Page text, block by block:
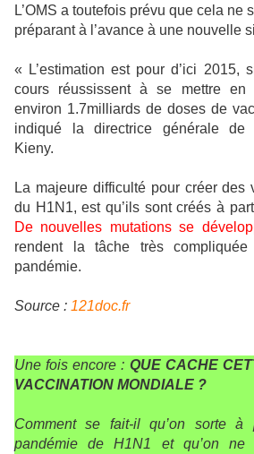
L’OMS a toutefois prévu que cela ne
préparant à l’avance à une nouvelle
« L’estimation est pour d’ici 2015,
cours réussissent à se mettre en
environ 1.7milliards de doses de
indiqué la directrice générale de
Kieny.
La majeure difficulté pour créer des
du H1N1, est qu’ils sont créés à
De nouvelles mutations se
rendent la tâche très
pandémie.
Source : 121doc.fr
Une fois encore : QUE CACHE
VACCINATION MONDIALE ?
Comment se fait-il qu’on sorte
pandémie de H1N1 et qu’on